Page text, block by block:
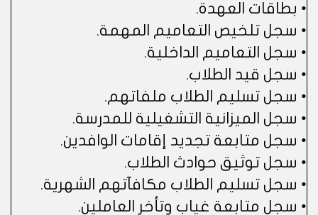
• بطاقات العهدة.
• سجل تلخيص التعاميم المهمة.
• سجل التعاميم الداخلية.
• سجل قيد الطلاب.
• سجل تسليم الطلاب ملفاتهم.
• سجل الميزانية التشغيلية للمدرسة.
• سجل متابعة تجديد إقامات الوافدين.
• سجل توثيق حوادث الطلاب.
• سجل تسليم الطلاب مكافآتهم الشهرية.
• سجل متابعة غياب وتأخر العاملين.